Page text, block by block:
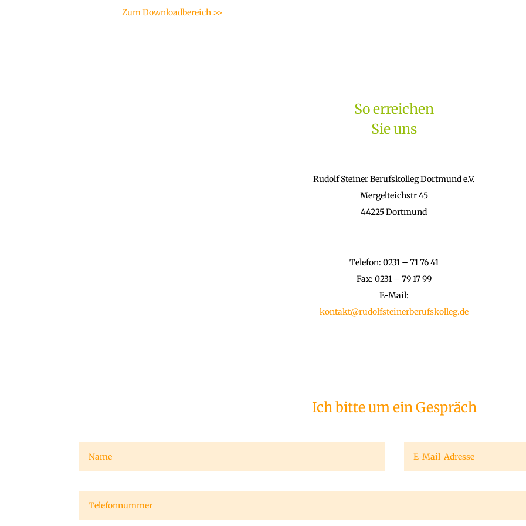
Zum Downloadbereich >>
So erreichen
Sie uns
Rudolf Steiner Berufskolleg Dortmund e.V.
Mergelteichstr 45
44225 Dortmund
Telefon: 0231 – 71 76 41
Fax: 0231 – 79 17 99
E-Mail:
kontakt@rudolfsteiner­berufskolleg.de
Ich bitte um ein Gespräch